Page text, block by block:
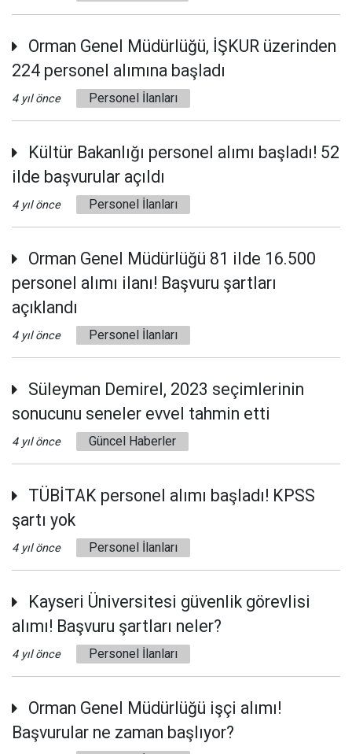
Orman Genel Müdürlüğü, İŞKUR üzerinden
224 personel alımına başladı
4 yıl önce Personel İlanları
Kültür Bakanlığı personel alımı başladı! 52
ilde başvurular açıldı
4 yıl önce Personel İlanları
Orman Genel Müdürlüğü 81 ilde 16.500
personel alımı ilanı! Başvuru şartları
açıklandı
4 yıl önce Personel İlanları
Süleyman Demirel, 2023 seçimlerinin
sonucunu seneler evvel tahmin etti
4 yıl önce Güncel Haberler
TÜBİTAK personel alımı başladı! KPSS
şartı yok
4 yıl önce Personel İlanları
Kayseri Üniversitesi güvenlik görevlisi
alımı! Başvuru şartları neler?
4 yıl önce Personel İlanları
Orman Genel Müdürlüğü işçi alımı!
Başvurular ne zaman başlıyor?